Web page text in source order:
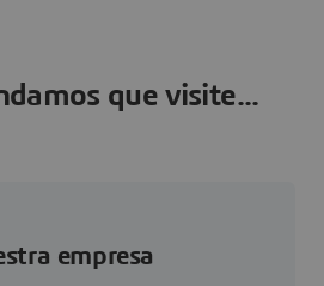
que visite...
empresa